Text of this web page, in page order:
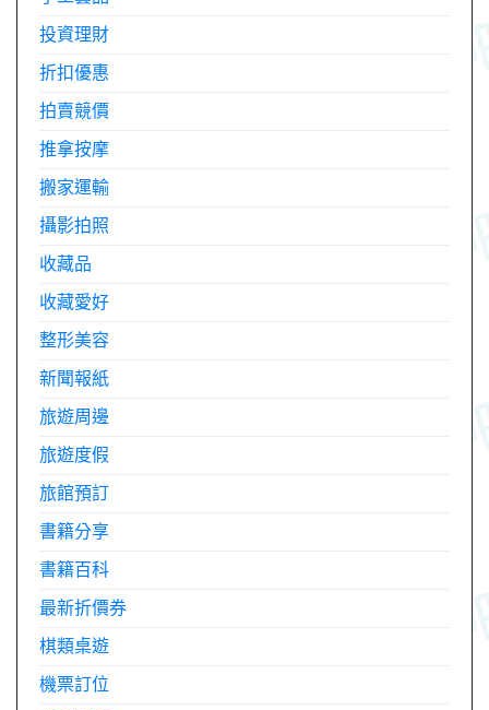
投資理財
折扣優惠
拍賣競價
推拿按摩
搬家運輸
攝影拍照
收藏品
收藏愛好
整形美容
新聞報紙
旅遊周邊
旅遊度假
旅館預訂
書籍分享
書籍百科
最新折價券
棋類桌遊
機票訂位